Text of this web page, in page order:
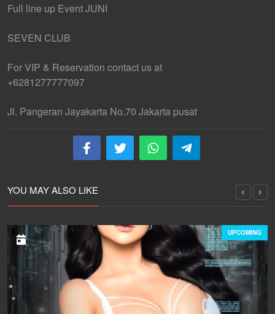
Full line up Event JUNI
SEVEN CLUB
For VIP & Reservation contact us at
+6281277777097
Jl. Pangeran Jayakarta No.70 Jakarta pusat
YOU MAY ALSO LIKE
UPCOMING